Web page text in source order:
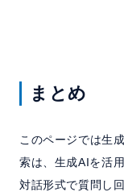
まとめ
このページでは生
索は、生成AIを活
対話形式で質問し